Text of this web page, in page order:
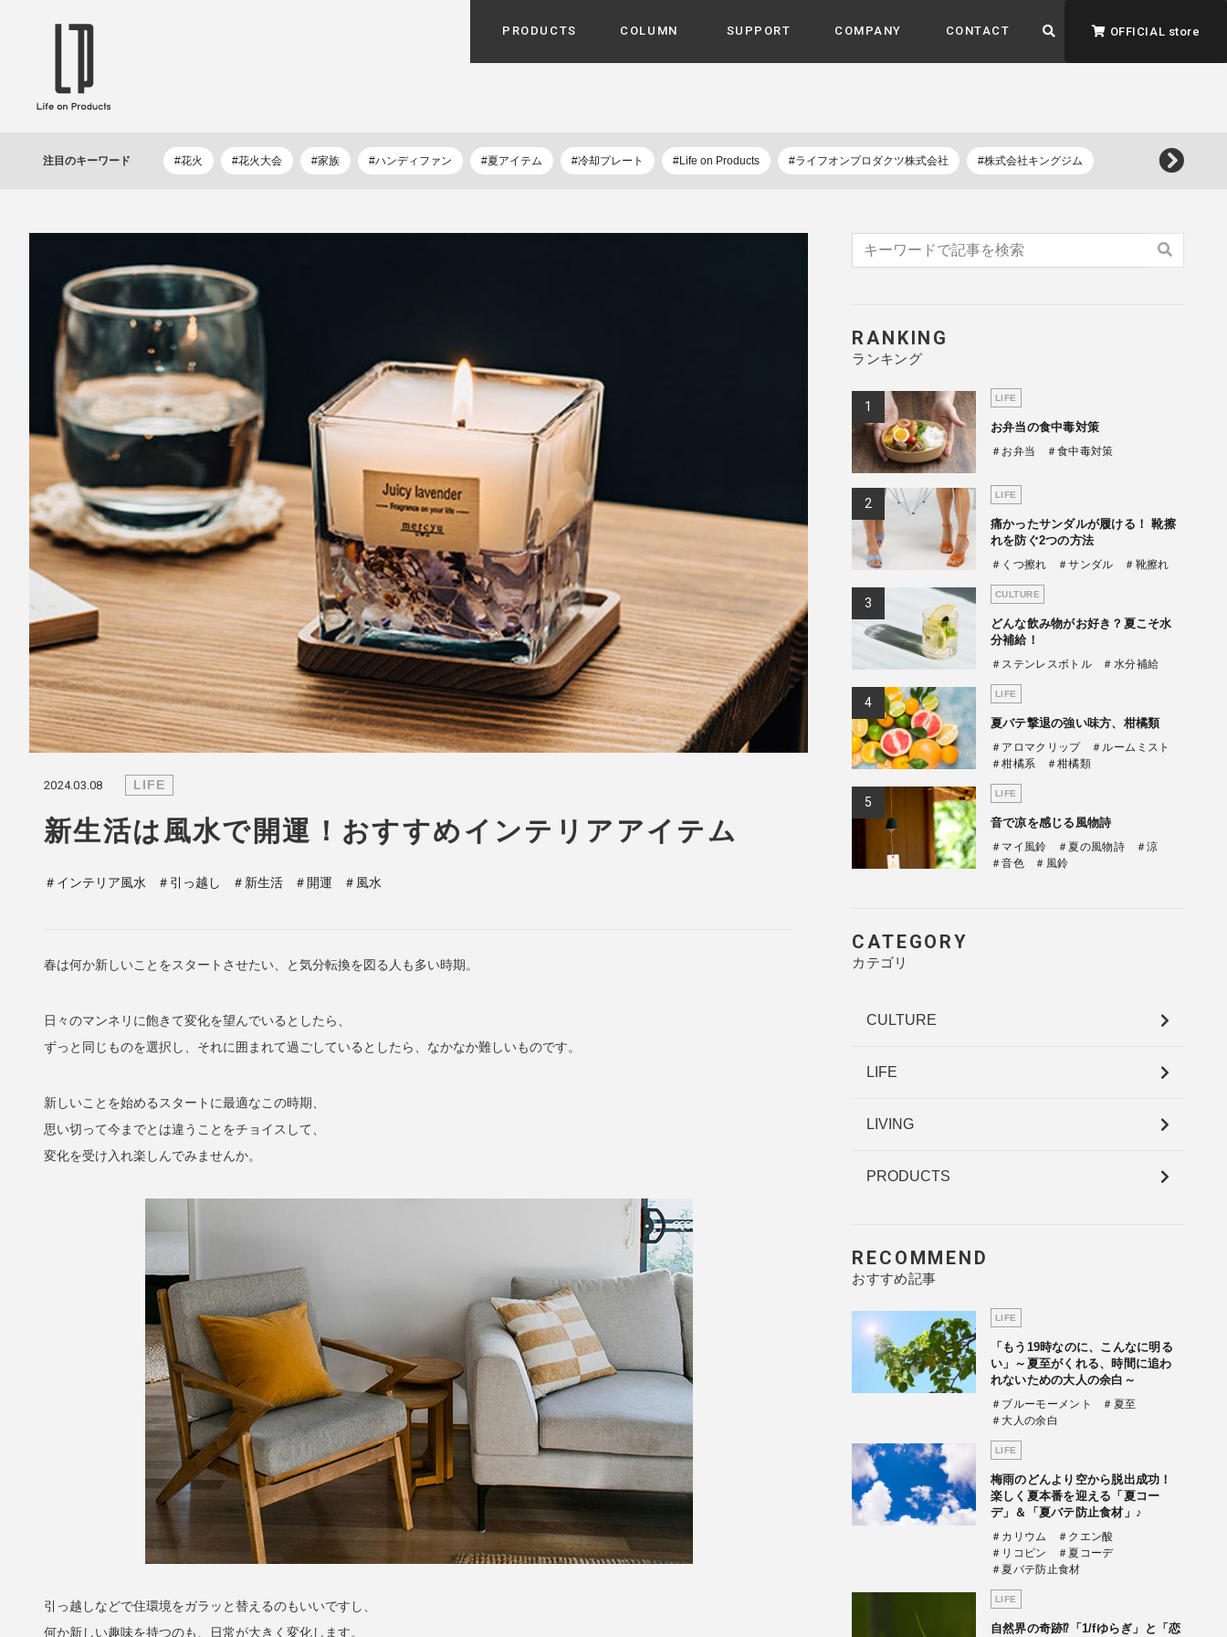
PRODUCTS
冷凍庫 / 掃除用品 / 加湿器 / ハンディ
ファン / ヒーター etc
ディフューザー / ルームスプレー / ア
スパ / EMS機器 etc
テリー / アダプター etc
JAVALO ELF
シーリングファン / ペンダントライト
/ インテリアライト / 電球 etc
PRISMATE
キッチン家電 / 加湿器 / ハンディファ
ン / ヒーター etc
Onlili
陶器エコ加湿器 etc
TOUCHBeauty
美顔器 / 多機能ブラシ / ドライヤー
mottole
家事・生活雑貨
バイク・アウトドア
アクセサリー・消耗品
ブランド
全商品一覧を見る
COLUMN SUPPORT COMPANY
ABOUT US
Life on Productsについて
ADVANTAGE&VISION
B to B SERVICE
法人のお客様向けサービス
SDGs
SDGsへの取り組み
CONTACT OFFICIAL store
注目のキーワード #花火 #花火大会 #家族 #ハンディファン #夏アイテム #冷却プレート #Life on Products #ライフオンプロダクツ株式会社 #株式会社キングジム
2024.03.08 LIFE
新生活は風水で開運！おすすめインテリアアイテム
＃インテリア風水 ＃引っ越し ＃新生活 ＃開運 ＃風水
春は何か新しいことをスタートさせたい、と気分転換を図る人も多い時期。
日々のマンネリに飽きて変化を望んでいるとしたら、
ずっと同じものを選択し、それに囲まれて過ごしているとしたら、なかなか難しいものです。
新しいことを始めるスタートに最適なこの時期、
思い切って今までとは違うことをチョイスして、
変化を受け入れ楽しんでみませんか。
引っ越しなどで住環境をガラッと替えるのもいいですし、
何か新しい趣味を持つのも、日常が大きく変化します。
RANKING
ランキング
LIFE
お弁当の食中毒対策
＃お弁当 ＃食中毒対策
LIFE
痛かったサンダルが履ける！ 靴擦
れを防ぐ2つの方法
＃くつ擦れ ＃サンダル ＃靴擦れ
CULTURE
どんな飲み物がお好き？夏こそ水
分補給！
＃ステンレスボトル ＃水分補給
LIFE
夏バテ撃退の強い味方、柑橘類
＃アロマクリップ
＃ルームミスト
＃柑橘系
＃柑橘類
LIFE
音で凉を感じる風物詩
＃マイ風鈴 ＃夏の風物詩
＃涼
＃音色
＃風鈴
CATEGORY
カテゴリ
CULTURE
LIFE
LIVING
PRODUCTS
RECOMMEND
おすすめ記事
LIFE
「もう19時なのに、こんなに明る
い」～夏至がくれる、時間に追わ
れないための大人の余白～
＃ブルーモーメント
＃夏至
＃大人の余白
LIFE
梅雨のどんより空から脱出成功！
楽しく夏本番を迎える「夏コー
デ」＆「夏バテ防止食材」♪
＃カリウム
＃クエン酸
＃リコピン
＃夏コーデ
＃夏バテ防止食材
LIFE
自然界の奇跡⁉「1/fゆらぎ」と「恋